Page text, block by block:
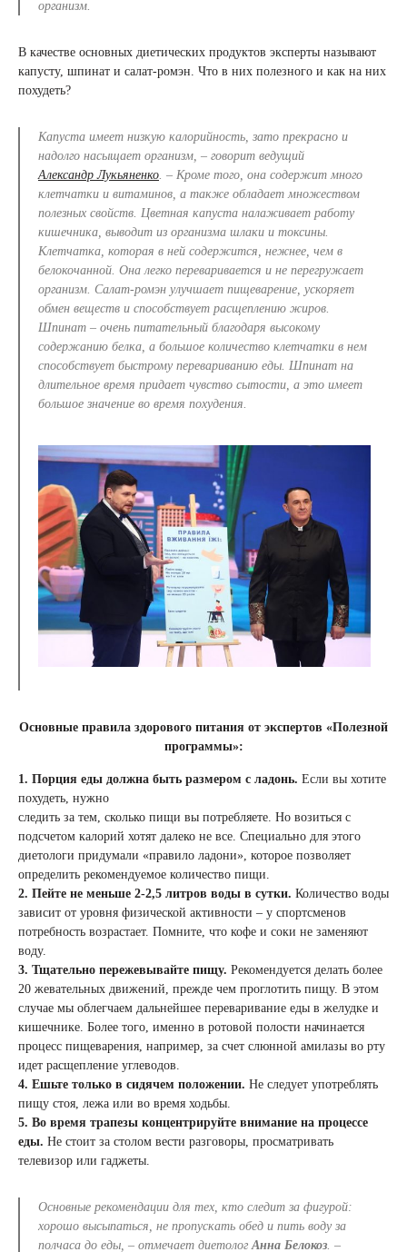
организм.
В качестве основных диетических продуктов эксперты называют
капусту, шпинат и салат-ромэн. Что в них полезного и как на них
похудеть?
Капуста имеет низкую калорийность, зато прекрасно и
надолго насыщает организм, – говорит ведущий
Александр Лукьяненко. – Кроме того, она содержит много
клетчатки и витаминов, а также обладает множеством
полезных свойств. Цветная капуста налаживает работу
кишечника, выводит из организма шлаки и токсины.
Клетчатка, которая в ней содержится, нежнее, чем в
белокочанной. Она легко переваривается и не перегружает
организм. Салат-ромэн улучшает пищеварение, ускоряет
обмен веществ и способствует расщеплению жиров.
Шпинат – очень питательный благодаря высокому
содержанию белка, а большое количество клетчатки в нем
способствует быстрому перевариванию еды. Шпинат на
длительное время придает чувство сытости, а это имеет
большое значение во время похудения.
Основные правила здорового питания от экспертов «Полезной
программы»:
1. Порция еды должна быть размером с ладонь. Если вы хотите
похудеть, нужно
следить за тем, сколько пищи вы потребляете. Но возиться с
подсчетом калорий хотят далеко не все. Специально для этого
диетологи придумали «правило ладони», которое позволяет
определить рекомендуемое количество пищи.
2. Пейте не меньше 2-2,5 литров воды в сутки. Количество воды
зависит от уровня физической активности – у спортсменов
потребность возрастает. Помните, что кофе и соки не заменяют
воду.
3. Тщательно пережевывайте пищу. Рекомендуется делать более
20 жевательных движений, прежде чем проглотить пищу. В этом
случае мы облегчаем дальнейшее переваривание еды в желудке и
кишечнике. Более того, именно в ротовой полости начинается
процесс пищеварения, например, за счет слюнной амилазы во рту
идет расщепление углеводов.
4. Ешьте только в сидячем положении. Не следует употреблять
пищу стоя, лежа или во время ходьбы.
5. Во время трапезы концентрируйте внимание на процессе
еды. Не стоит за столом вести разговоры, просматривать
телевизор или гаджеты.
Основные рекомендации для тех, кто следит за фигурой:
хорошо высыпаться, не пропускать обед и пить воду за
полчаса до еды, – отмечает диетологАнна Белокоз. –